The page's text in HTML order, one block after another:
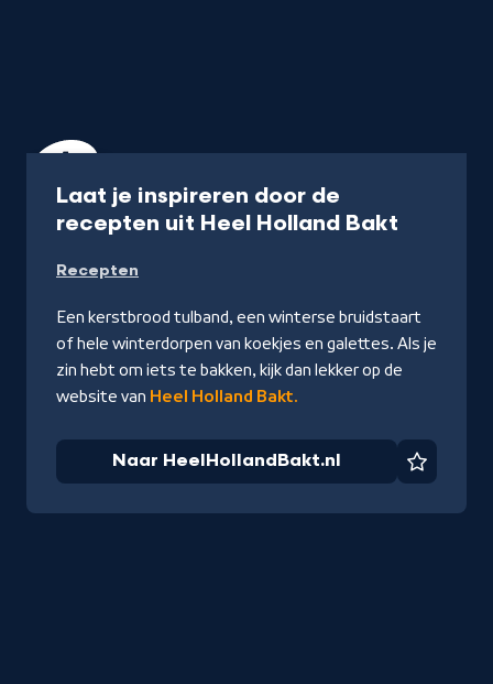
Laat je inspireren door de
recepten uit Heel Holland Bakt
Recepten
Een kerstbrood tulband, een winterse bruidstaart
of hele winterdorpen van koekjes en galettes. Als je
zin hebt om iets te bakken, kijk dan lekker op de
website van Heel Holland Bakt.
Naar HeelHollandBakt.nl